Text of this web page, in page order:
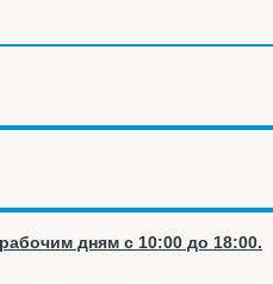
дням с 10:00 до 18:00.